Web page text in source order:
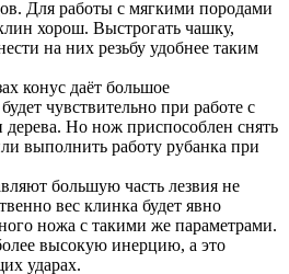
Для работы с мягкими породами
хорош. Выстрогать чашку,
на них резьбу удобнее таким
конус даёт большое
чувствительно при работе с
Но нож приспособлен снять
выполнить работу рубанка при
большую часть лезвия не
вес клинка будет явно
ножа с такими же параметрами.
высокую инерцию, а это
ударах.